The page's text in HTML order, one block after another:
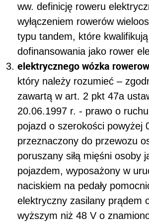
ww. definicję roweru
wyłączeniem rowerów
typu tandem, które
dofinansowania jako rower
elektrycznego wózka
który należy rozumieć –
zawartą w art. 2 pkt 47a
20.06.1997 r. - prawo o
pojazd o szerokości powyżej
przeznaczony do przewozu
poruszany siłą mięśni osoby
pojazdem, wyposażony w
naciskiem na pedały
elektryczny zasilany prądem
wyższym niż 48 V o